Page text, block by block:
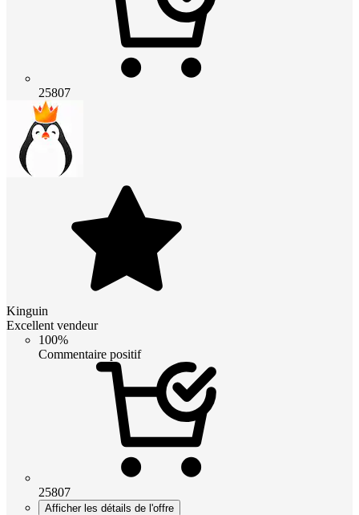
25807
Kinguin
Excellent vendeur
100%
Commentaire positif
25807
Afficher les détails de l'offre